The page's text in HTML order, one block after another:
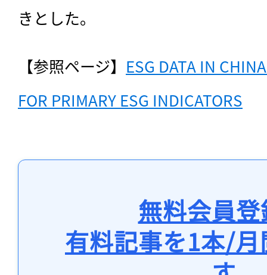
きとした。
【参照ページ】 ESG DATA IN
FOR PRIMARY ESG INDICATORS
無料会員
有料記事を1本/